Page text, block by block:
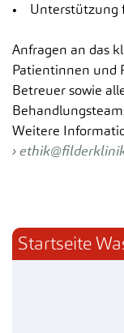
• Unterstützung
Anfragen an das
Patientinnen und
Betreuer sowie
Weitere
ethik@
Startseite